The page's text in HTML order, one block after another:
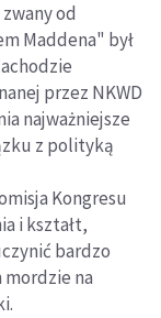
od
Maddena" był
przez NKWD
najważniejsze
z polityką
Kongresu
i kształt,
bardzo
na